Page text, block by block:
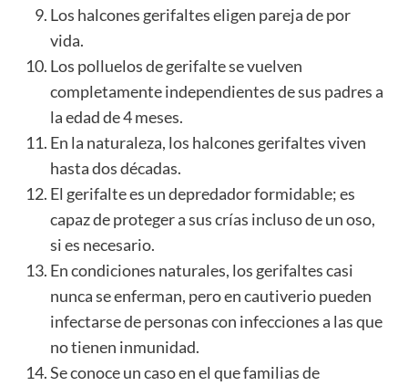
Los halcones gerifaltes eligen pareja de por
vida.
Los polluelos de gerifalte se vuelven
completamente independientes de sus padres a
la edad de 4 meses.
En la naturaleza, los halcones gerifaltes viven
hasta dos décadas.
El gerifalte es un depredador formidable; es
capaz de proteger a sus crías incluso de un oso,
si es necesario.
En condiciones naturales, los gerifaltes casi
nunca se enferman, pero en cautiverio pueden
infectarse de personas con infecciones a las que
no tienen inmunidad.
Se conoce un caso en el que familias de